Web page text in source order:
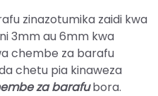
zinazotumika zaidi kwa
3mm au 6mm kwa
chembe za barafu
chetu pia kinaweza
za barafubora.